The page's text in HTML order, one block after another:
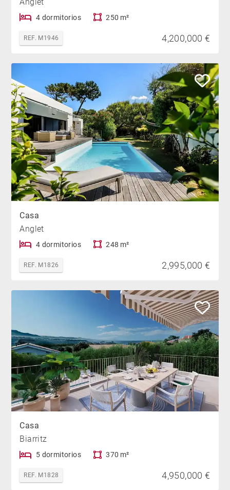
4 dormitorios 250 m²
REF. M1946 4,200,000 €
Casa
Anglet
4 dormitorios 248 m²
REF. M1826 2,995,000 €
Casa
Biarritz
5 dormitorios 370 m²
REF. M1828 4,950,000 €